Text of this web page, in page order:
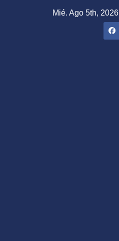
Mié. Ago 5th, 2026